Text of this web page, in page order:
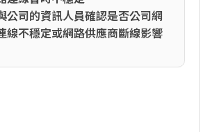
公司的資訊人員確認是否公司網
線不穩定或網路供應商斷線影響